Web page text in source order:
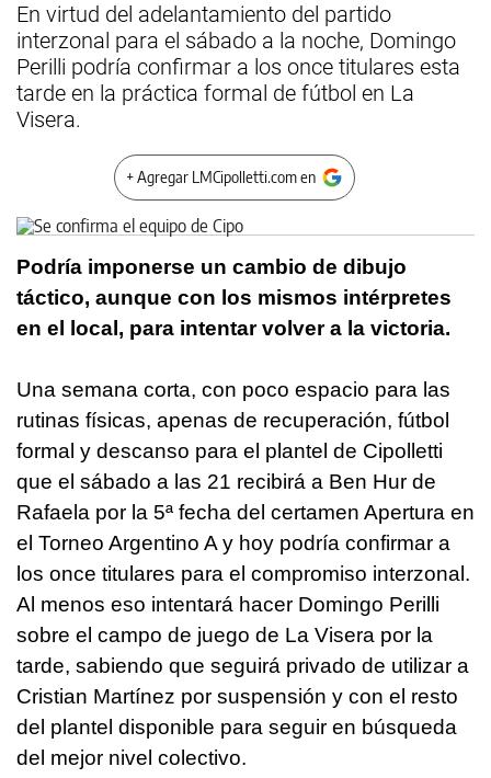
En virtud del adelantamiento del partido
interzonal para el sábado a la noche, Domingo
Perilli podría confirmar a los once titulares esta
tarde en la práctica formal de fútbol en La
Visera.
+ Agregar LMCipolletti.com en
Podría imponerse un cambio de dibujo
táctico, aunque con los mismos intérpretes
en el local, para intentar volver a la victoria.
Una semana corta, con poco espacio para las
rutinas físicas, apenas de recuperación, fútbol
formal y descanso para el plantel de Cipolletti
que el sábado a las 21 recibirá a Ben Hur de
Rafaela por la 5ª fecha del certamen Apertura en
el Torneo Argentino A y hoy podría confirmar a
los once titulares para el compromiso interzonal.
Al menos eso intentará hacer Domingo Perilli
sobre el campo de juego de La Visera por la
tarde, sabiendo que seguirá privado de utilizar a
Cristian Martínez por suspensión y con el resto
del plantel disponible para seguir en búsqueda
del mejor nivel colectivo.